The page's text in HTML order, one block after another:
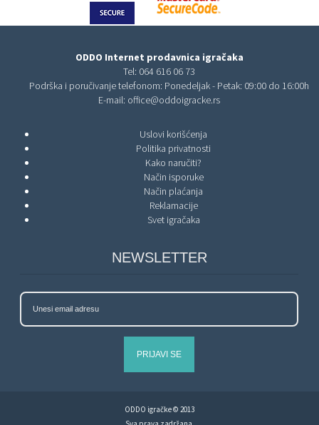
ODDO Internet prodavnica igračaka
Tel: 064 616 06 73
Podrška i poručivanje telefonom: Ponedeljak - Petak: 09:00 do 16:00h
E-mail: office@oddoigracke.rs
Uslovi korišćenja
Politika privatnosti
Kako naručiti?
Način isporuke
Način plaćanja
Reklamacije
Svet igračaka
NEWSLETTER
PRIJAVI SE
ODDO igračke © 2013